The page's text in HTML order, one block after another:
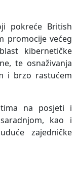
pokreće British
promocije većeg
kibernetičke
te osnaživanja
i brzo rastućem
na posjeti i
kao i
zajedničke